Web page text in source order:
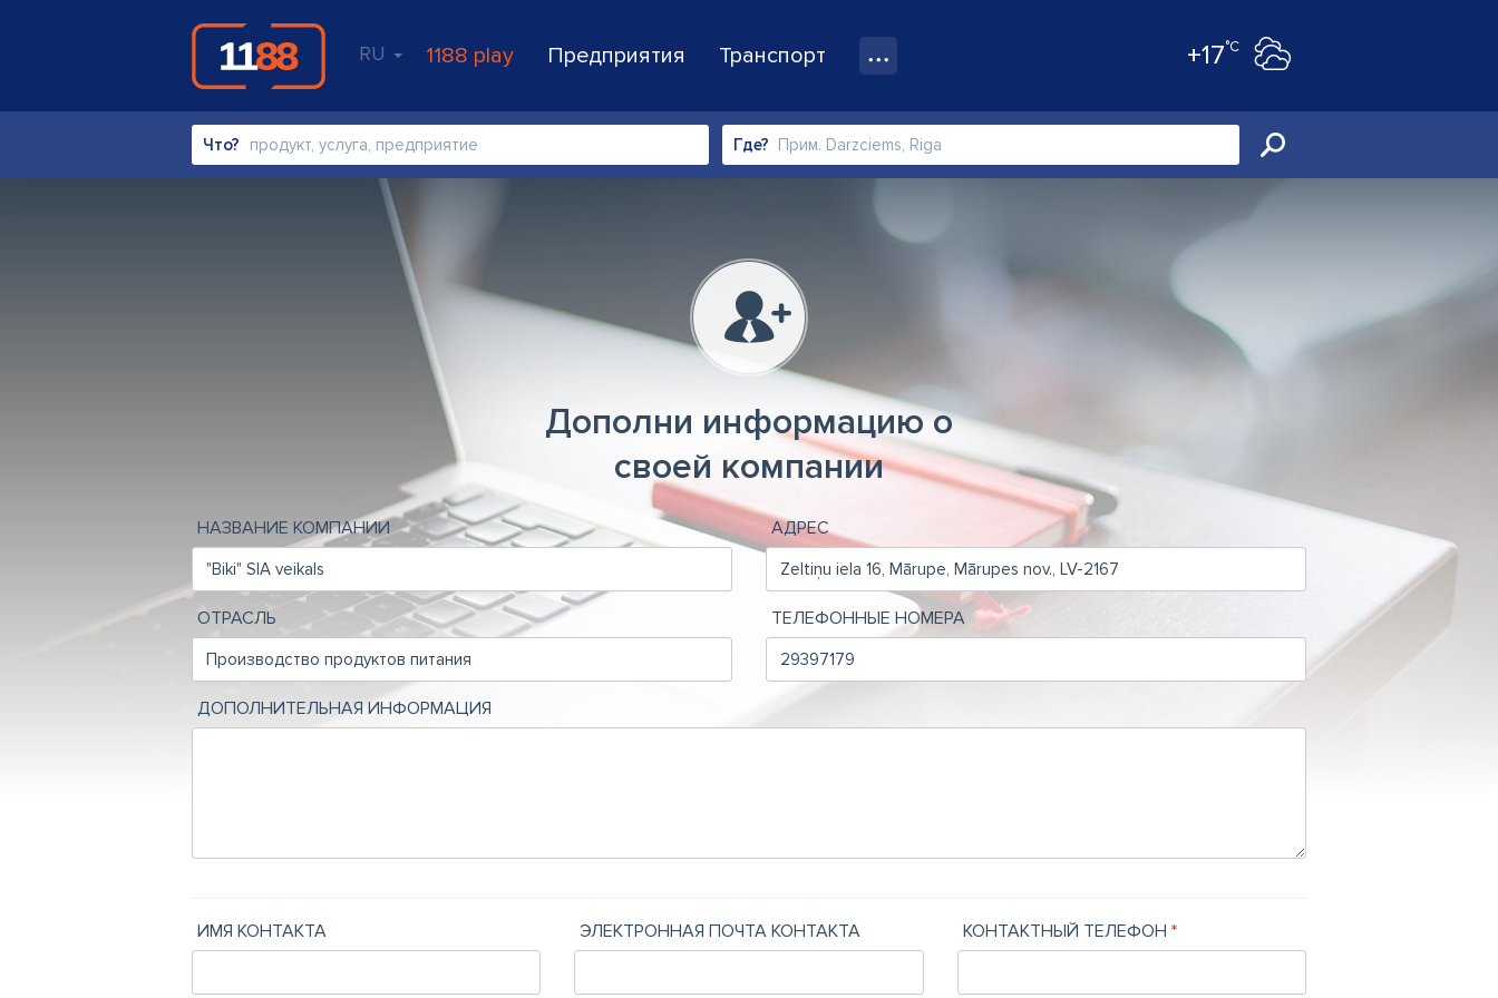
RU 1188 play Предприятия Транспорт +17°C
Что? Где?
Дополни информацию о
своей компании
НАЗВАНИЕ КОМПАНИИ АДРЕС
ОТРАСЛЬ ТЕЛЕФОННЫЕ НОМЕРА
ДОПОЛНИТЕЛЬНАЯ ИНФОРМАЦИЯ
ИМЯ КОНТАКТА ЭЛЕКТРОННАЯ ПОЧТА КОНТАКТА КОНТАКТНЫЙ ТЕЛЕФОН